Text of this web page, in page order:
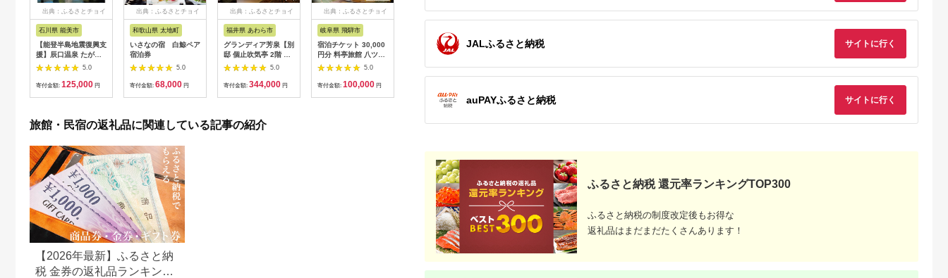
出典：ふるさとチョイ
ス
石川県 能美市
【能登半島地震復興支
援】辰口温泉 たがわ
龍泉閣「吉祥亭」ペア
5.0
寄付金額: 125,000 円
出典：ふるさとチョイ
ス
和歌山県 太地町
いさなの宿 白鯨ペア
宿泊券
5.0
寄付金額: 68,000 円
出典：ふるさとチョイ
ス
福井県 あわら市
グランディア芳泉【別
邸 個止吹気亭 2階 コ
ンフォートスイート
露天風呂付客室】1泊
2食付き ペア宿泊券
ト 冷蔵庫インクルー
シブ グランディア あ
5.0
寄付金額: 344,000 円
出典：ふるさとチョイ
ス
岐阜県 飛騨市
宿泊チケット 30,000
円分 料亭旅館 八ツ三
館 宿泊体験 宿泊券 宿
泊割引券 割引チケッ
ト 宿泊 飛騨高山
5.0
寄付金額: 100,000 円
出典：ふるさとチョイ
ス
上天草市内の宿泊施設
宿泊利用券5,000円分
5.0
出典：ふるさとチョイ
ス
山形県内温泉旅館 宿
行 母の日 父の日 ギフ
ト 贈り物 国内旅行 送
F2Y-1996
5.0
出典：ふるさとチョイ
ス
5.0
出典：ふるさとチョイ
ス
料理旅館
5.0
出典：ふるさとチョイ
ス
和歌山県 広川町
滝原温泉ほたるの湯
【htr911-1p2k】
5.0
58,000円
出典：ふるさとチョ
広島県 廿日市
国民宿舎みやじま杜
寄付金額:131,000
旅館・民宿の返礼品に関連している記事の紹介
【2026年最新】ふるさと納
税 金券の返礼品ランキング
JALふるさと納税 サイトに行く
auPAYふるさと納税 サイトに行く
ふるさと納税 還元率ランキングTOP300
ふるさと納税の制度改定後もお得な
返礼品はまだまだたくさんあります！